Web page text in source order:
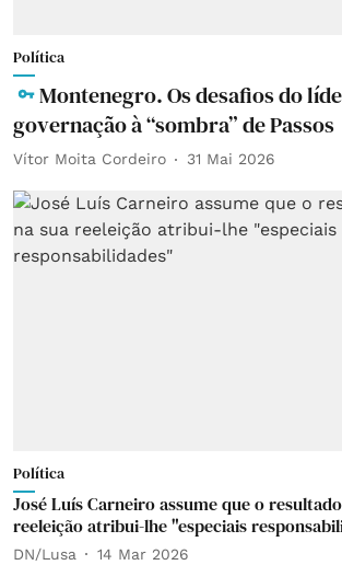
Política
Montenegro. Os desafios do
governação à “sombra” de Passos
Vítor Moita Cordeiro 31 Mai 2026
Política
José Luís Carneiro assume que o
reeleição atribui-lhe "especiais
DN/Lusa 14 Mar 2026